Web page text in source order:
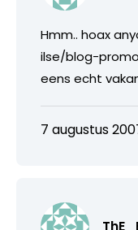
Hmm.. hoax
ilse/blog-
eens echt
7 augustus